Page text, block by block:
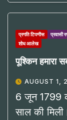
प्रगति टिपणीस प्रवासी
शोध आलेख
पूश्किन
AUGUST 1,
6 जून 1799
साल की